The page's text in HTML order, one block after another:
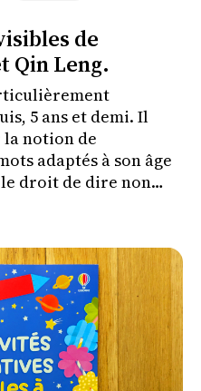
de
Qin Leng.
5 ans et demi. Il
notion de
adaptés à son âge
droit de dire non